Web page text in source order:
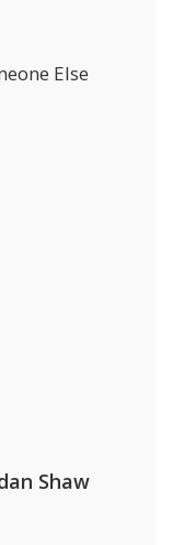
Else
Shaw